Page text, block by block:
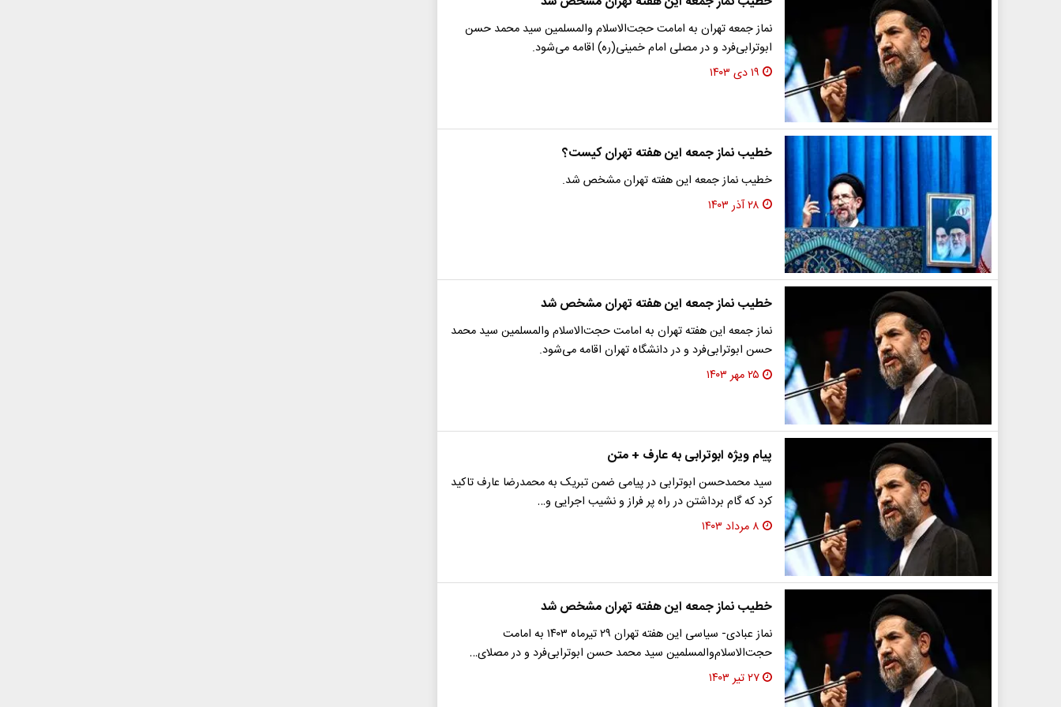
نماز جمعه تهران به امامت حجت‌الاسلام والمسلمین سید محمد حسن
ابوترابی‌فرد و در مصلی امام خمینی(ره) اقامه می‌شود.
۱۹ دی ۱۴۰۳
خطیب نماز جمعه این هفته تهران کیست؟
خطیب نماز جمعه این هفته تهران مشخص شد.
۲۸ آذر ۱۴۰۳
خطیب نماز جمعه این هفته تهران مشخص شد
نماز جمعه این هفته تهران به امامت حجت‌الاسلام والمسلمین سید محمد
حسن ابوترابی‌فرد و در دانشگاه تهران اقامه می‌شود.
۲۵ مهر ۱۴۰۳
پیام ویژه ابوترابی به عارف + متن
سید محمدحسن ابوترابی در پیامی ضمن تبریک به محمدرضا عارف تاکید
کرد که گام برداشتن در راه پر فراز و نشیب اجرایی و…
۸ مرداد ۱۴۰۳
خطیب نماز جمعه این هفته تهران مشخص شد
نماز عبادی- سیاسی این هفته تهران ۲۹ تیرماه ۱۴۰۳ به امامت
حجت‌الاسلام‌والمسلمین سید محمد حسن ابوترابی‌فرد و در مصلای…
۲۷ تیر ۱۴۰۳